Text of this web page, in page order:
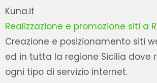
Kuna.it
Realizzazione e promozione siti a
Creazione e posizionamento siti
ed in tutta la regione Sicilia dove
ogni tipo di servizio internet.